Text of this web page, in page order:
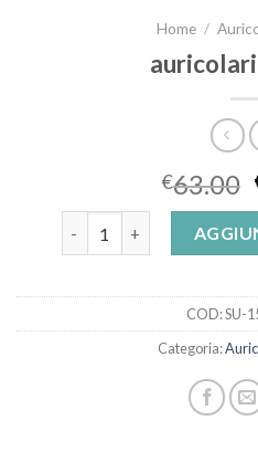
Home /
€63.00
COD:SU-
Categoria: